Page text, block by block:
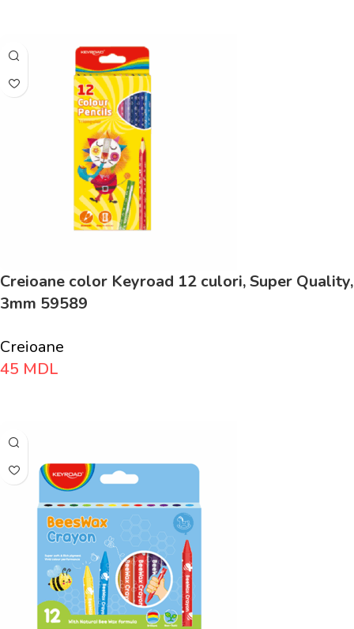
Creioane color Keyroad 12 culori, Super Quality,
3mm 59589
Creioane
45 MDL